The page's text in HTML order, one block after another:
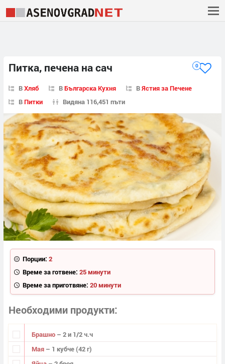
Питка, печена на сач 0
ВХляб ВБългарска Кухня ВЯстия за Печене
ВПитки Видяна 116,451 пъти
Порции: 2
Време за готвене: 25 минути
Време за приготвяне: 20 минути
Необходими продукти
Брашно – 2 и 1/2 ч.ч
Мая – 1 кубче (42 г)